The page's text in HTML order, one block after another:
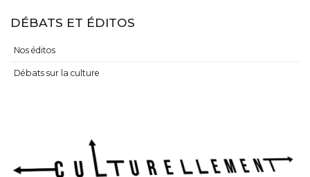
DÉBATS ET ÉDITOS
Nos éditos
Débats sur la culture